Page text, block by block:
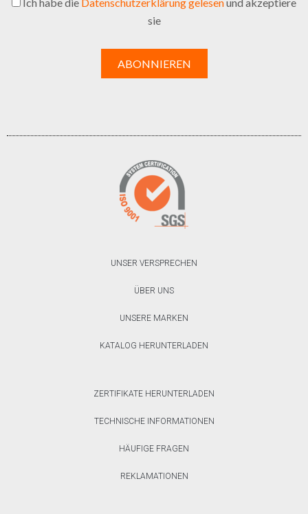
Ich habe die Datenschutzerklärung gelesenund akzeptiere
sie
UNSER VERSPRECHEN
ÜBER UNS
UNSERE MARKEN
KATALOG HERUNTERLADEN
ZERTIFIKATE HERUNTERLADEN
TECHNISCHE INFORMATIONEN
HÄUFIGE FRAGEN
REKLAMATIONEN